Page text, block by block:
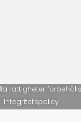
rättigheter
Integritetspolicy